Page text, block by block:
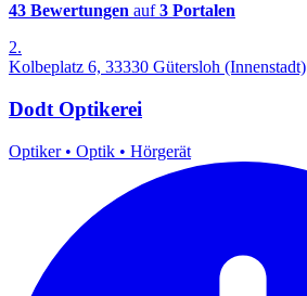
43 Bewertungen auf3 Portalen
2.
Kolbeplatz 6, 33330 Gütersloh (Innenstadt)
Dodt Optikerei
Optiker • Optik • Hörgerät